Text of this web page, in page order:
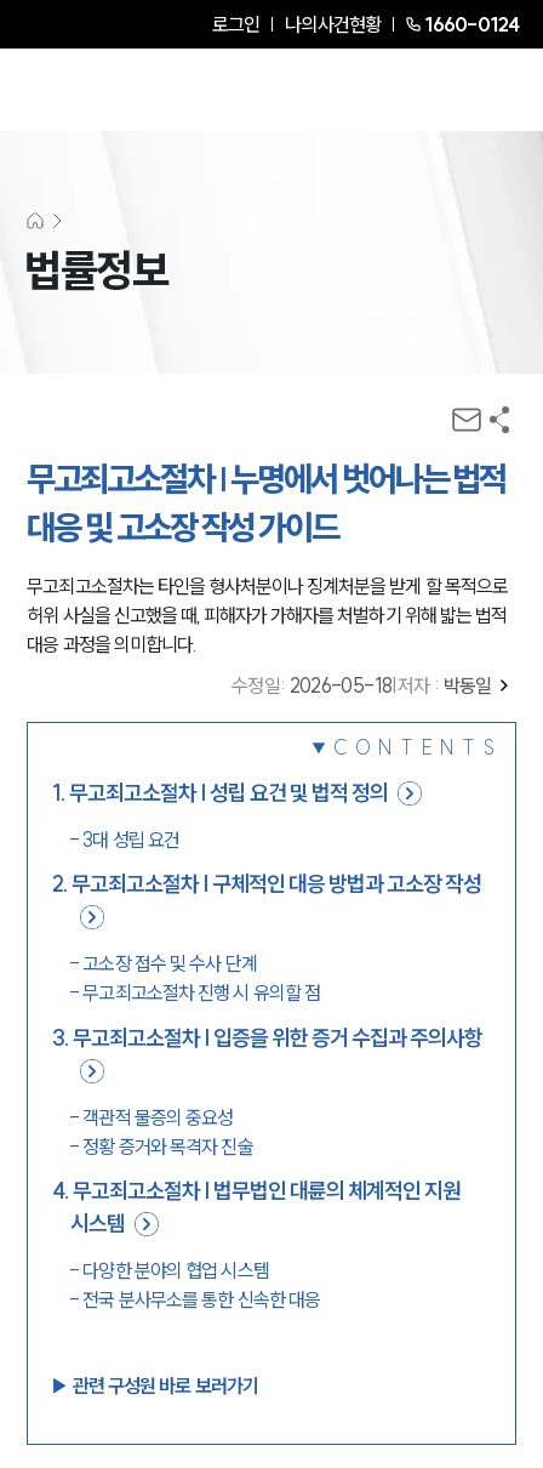
로그인 나의사건현황 1660-0124
법률정보
무고죄고소절차 | 누명에서 벗어나는 법적
대응 및 고소장 작성 가이드
무고죄고소절차는 타인을 형사처분이나 징계처분을 받게 할 목적으로
허위 사실을 신고했을 때, 피해자가 가해자를 처벌하기 위해 밟는 법적
대응 과정을 의미합니다.
수정일: 2026-05-18 저자 : 박동일
CONTENTS
1.무고죄고소절차 | 성립 요건 및 법적 정의
- 3대 성립 요건
2.무고죄고소절차 | 구체적인 대응 방법과 고소장 작성
-고소장 접수 및 수사 단계
-무고죄고소절차 진행 시 유의할 점
3.무고죄고소절차 | 입증을 위한 증거 수집과 주의사항
- 객관적 물증의 중요성
- 정황 증거와 목격자 진술
4.무고죄고소절차 | 법무법인 대륜의 체계적인 지원
시스템
- 다양한 분야의 협업 시스템
- 전국 분사무소를 통한 신속한 대응
▶︎ 관련 구성원 바로 보러가기